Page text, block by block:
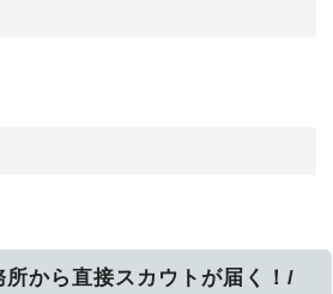
所から直接スカウトが届く！/